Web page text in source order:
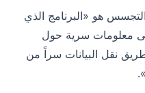
هو «البرنامج الذي
معلومات سرية حول
نقل البيانات سراً من